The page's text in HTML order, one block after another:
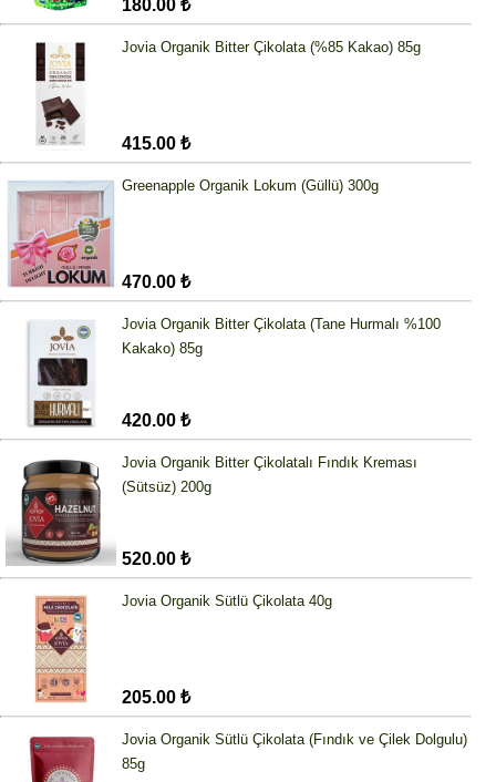
180.00 ₺
Jovia Organik Bitter Çikolata (%85 Kakao) 85g
415.00 ₺
Greenapple Organik Lokum (Güllü) 300g
470.00 ₺
Jovia Organik Bitter Çikolata (Tane Hurmalı %100
Kakako) 85g
420.00 ₺
Jovia Organik Bitter Çikolatalı Fındık Kreması
(Sütsüz) 200g
520.00 ₺
Jovia Organik Sütlü Çikolata 40g
205.00 ₺
Jovia Organik Sütlü Çikolata (Fındık ve Çilek Dolgulu)
85g